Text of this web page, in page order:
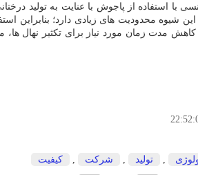
با استفاده از پاجوش با عنایت به تولید
این شیوه محدودیت های زیادی دارد؛
مدت زمان مورد نیاز برای تکثیر نهال ها،
, تولید , شركت , كیفیت